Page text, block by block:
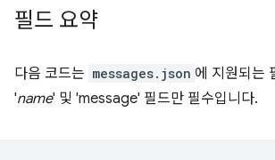
필드 요약
다음 코드는 messages.json 에 지원되는
'name' 및 'message' 필드만 필수입니다.